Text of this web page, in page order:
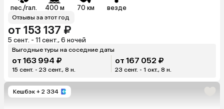
пес./гал. 400 м 70 км везде
Отзывы за этот год
от 153 137 ₽
5 сент. - 11 сент., 6 ночей
Выгодные туры на соседние даты
от 163 994 ₽
15 сент. - 23 сент., 8 н.
от 167 052 ₽
23 сент. - 1 окт., 8 н.
Кешбэк + 2 334